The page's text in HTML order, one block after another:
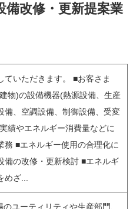
備改修・更新提案業
ていただきます。 ■お客さま
物)の設備機器(熱源設備、生産
備、空調設備、制御設備、受変
績やエネルギー消費量などに
務 ■エネルギー使用の合理化に
備の改修・更新検討 ■エネルギ
ざ...
のユーティリティや生産部門、